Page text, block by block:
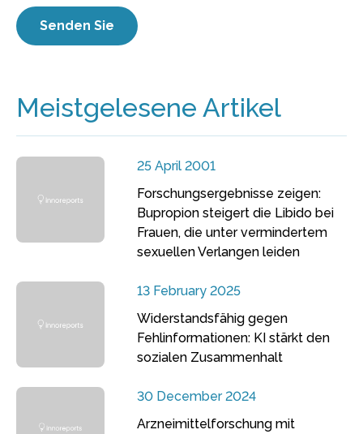
Meistgelesene Artikel
25 April 2001
Forschungsergebnisse zeigen:
Bupropion steigert die Libido bei
Frauen, die unter vermindertem
sexuellen Verlangen leiden
13 February 2025
Widerstandsfähig gegen
Fehlinformationen: KI stärkt den
sozialen Zusammenhalt
30 December 2024
Arzneimittelforschung mit